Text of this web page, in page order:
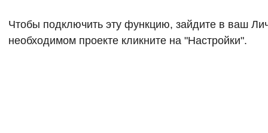
Чтобы подключить эту функцию, зайдите в ваш
необходимом проекте кликните на "Настройки".